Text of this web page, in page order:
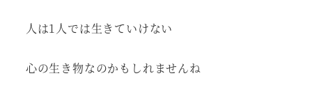
人は1人では生きていけない
心の生き物なのかもしれませんね